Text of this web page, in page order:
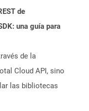
de
una guía para
de la
Cloud API, sino
las bibliotecas